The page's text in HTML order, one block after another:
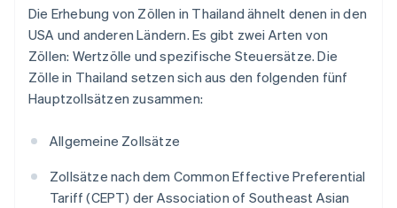
Die Erhebung von Zöllen in Thailand ähnelt denen in den
USA und anderen Ländern. Es gibt zwei Arten von
Zöllen: Wertzölle und spezifische Steuersätze. Die
Zölle in Thailand setzen sich aus den folgenden fünf
Hauptzollsätzen zusammen:
Allgemeine Zollsätze
Zollsätze nach dem Common Effective Preferential
Tariff (CEPT) der Association of Southeast Asian